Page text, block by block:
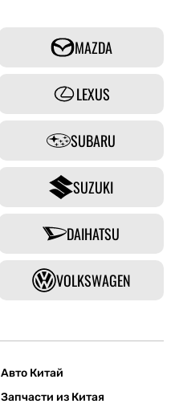
MAZDA
LEXUS
SUBARU
SUZUKI
DAIHATSU
VOLKSWAGEN
Авто Китай
Запчасти из Китая